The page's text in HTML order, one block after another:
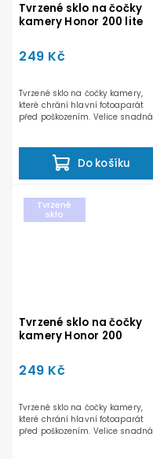
Tvrzené sklo na čočky
kamery Honor 200 lite
249 Kč
Do košíku
Tvrzené sklo na čočky kamery,
které chrání hlavní fotoaparát
před poškozením. Velice snadná
Tvrzené
sklo
Tvrzené sklo na čočky
kamery Honor 200
249 Kč
Tvrzené sklo na čočky kamery,
které chrání hlavní fotoaparát
před poškozením. Velice snadná